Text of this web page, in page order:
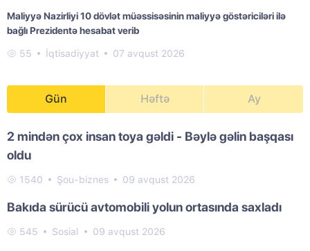
Maliyyə Nazirliyi 10 dövlət müəssisəsinin maliyyə göstəriciləri ilə
bağlı Prezidentə hesabat verib
55 İqtisadiyyat 07 avqust 2026
Gün Həftə Ay
2 mindən çox insan toya gəldi - Bəylə gəlin başqası
oldu
1540 Şou-biznes 09 avqust 2026
Bakıda sürücü avtomobili yolun ortasında saxladı
545 Sosial 09 avqust 2026